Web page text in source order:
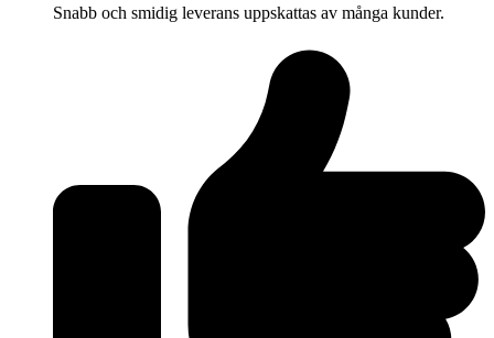
Snabb och smidig leverans uppskattas av många kunder.